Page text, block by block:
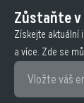
Zůstaňte v
Získejte aktuální
a více. Zde se